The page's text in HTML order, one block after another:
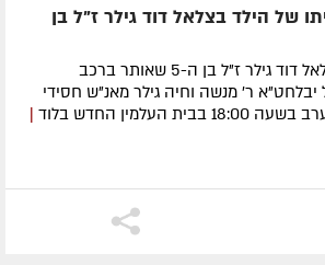
של הילד בצלאל דוד גילר ז"ל בן
הלווייתו של הילד בצלאל דוד גילר ז"ל בן ה-5 שאותר ברכב
יבלחט"א ר' מנשה וחיה גילר מאנ"ש חסידי
העלמין החדש בלוד